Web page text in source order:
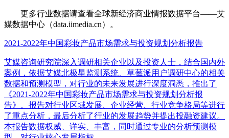
更多行业数据请查看全球新经济商业情报数据平台——艾
媒数据中心（data.iimedia.cn）。
2021-2022年中国彩妆产品市场需求与投资规划分析报告
艾媒咨询研究院深入调研相关企业以及投资人士，结合国内外
案例，依据艾媒北极星监测系统、草莓派用户调研中心的相关
数据和预测模型，对行业的未来发展进行深度洞悉，推出了
《2021-2022年中国彩妆产品市场需求与投资规划分析报
告》。报告对行业区域发展、企业经营、行业竞争格局等进行
了重点分析，最后分析了行业的发展趋势并提出投融资建议。
本报告数据权威、详实、丰富，同时通过专业的分析预测模